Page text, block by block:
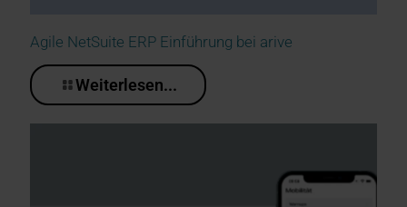
Agile NetSuite ERP Einführung bei arive
Weiterlesen...